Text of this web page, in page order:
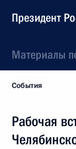
Президент
Материалы
События
Рабочая